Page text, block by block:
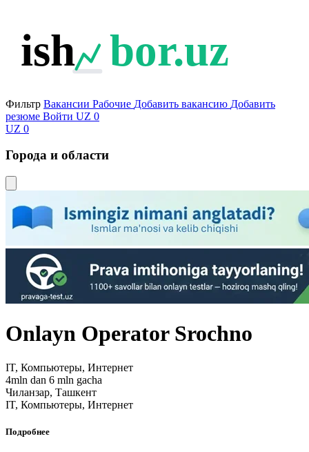
ish bor.uz
Фильтр Вакансии Рабочие Добавить вакансию Добавить
резюме Войти UZ 0
UZ 0
Города и области
Onlayn Operator Srochno
IT, Компьютеры, Интернет
4mln dan 6 mln gacha
Чиланзар, Ташкент
IT, Компьютеры, Интернет
Подробнее